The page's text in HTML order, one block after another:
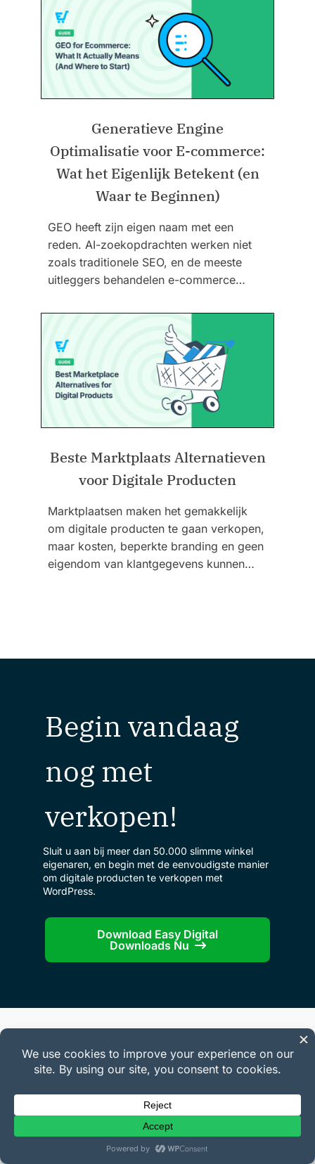
Generatieve Engine
Optimalisatie voor E-commerce:
Wat het Eigenlijk Betekent (en
Waar te Beginnen)
GEO heeft zijn eigen naam met een
reden. AI-zoekopdrachten werken niet
zoals traditionele SEO, en de meeste
uitleggers behandelen e-commerce…
Beste Marktplaats Alternatieven
voor Digitale Producten
Marktplaatsen maken het gemakkelijk
om digitale producten te gaan verkopen,
maar kosten, beperkte branding en geen
eigendom van klantgegevens kunnen…
Begin vandaag
nog met
verkopen!
Sluit u aan bij meer dan 50.000 slimme winkel
eigenaren, en begin met de eenvoudigste manier
om digitale producten te verkopen met
WordPress.
Download Easy Digital
Downloads Nu
Bedrijf
Over ons
Carrières
Contact
Pers